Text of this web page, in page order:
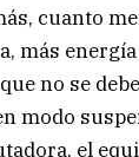
cuanto
más
no se
modo
el